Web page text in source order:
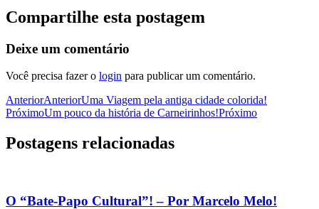
Compartilhe esta postagem
Deixe um comentário
Você precisa fazer o login para publicar um comentário.
AnteriorAnteriorUma Viagem pela antiga cidade colorida!
PróximoUm pouco da história de Carneirinhos!Próximo
Postagens relacionadas
O “Bate-Papo Cultural”! – Por Marcelo Melo!